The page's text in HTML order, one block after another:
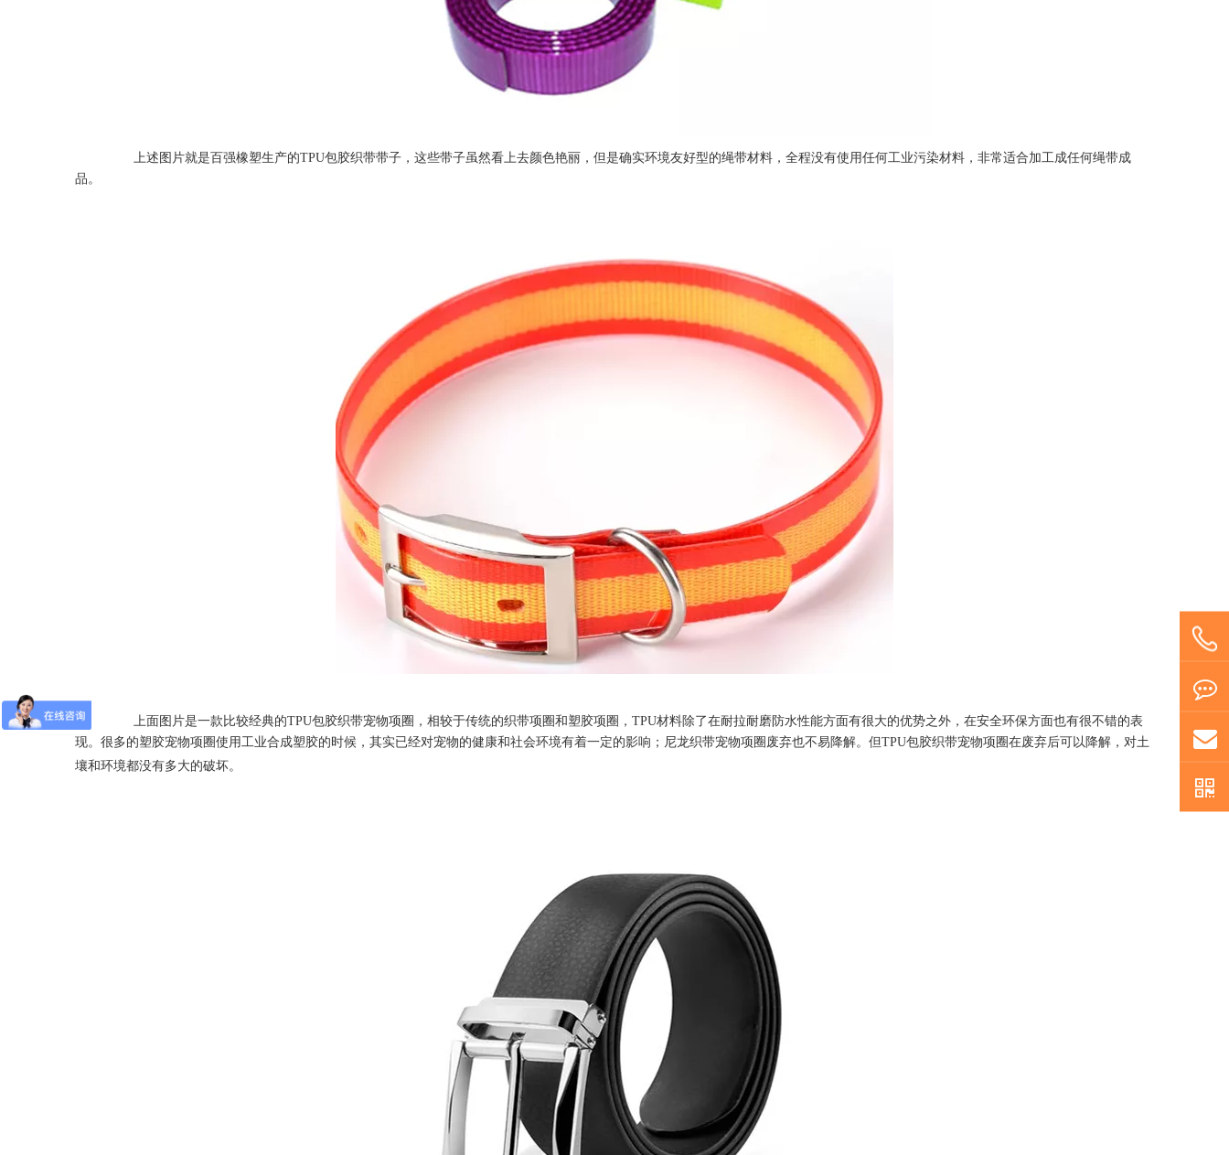
上述图片就是百强橡塑生产的TPU包胶织带带子，这些带子虽然看上去颜色艳丽，但是确实环境友好型的绳带材料，全程没有使用任何工业污染材料，非常适合加工成任何绳带成
品。
上面图片是一款比较经典的TPU包胶织带宠物项圈，相较于传统的织带项圈和塑胶项圈，TPU材料除了在耐拉耐磨防水性能方面有很大的优势之外，在安全环保方面也有很不错的表
现。很多的塑胶宠物项圈使用工业合成塑胶的时候，其实已经对宠物的健康和社会环境有着一定的影响；尼龙织带宠物项圈废弃也不易降解。但TPU包胶织带宠物项圈在废弃后可以降解，对土
壤和环境都没有多大的破坏。